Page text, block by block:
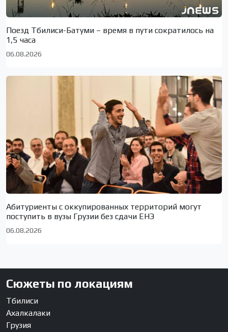
Поезд Тбилиси-Батуми – время в пути сократилось на
1,5 часа
06.08.2026
Абитуриенты с оккупированных территорий могут
поступить в вузы Грузии без сдачи ЕНЭ
06.08.2026
Сюжеты по локациям
Тбилиси
Ахалкалаки
Грузия